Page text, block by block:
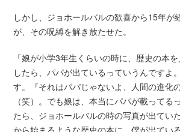
しかし、ジョホールバルの歓喜から15年が
が、その呪縛を解き放たせた。
「娘が小学3年生くらいの時に、歴史の本
したら、パパが出ているっていうんですよ
す。『それはパパじゃないよ、人間の進化
（笑）。でも娘は、本当にパパが載ってる
たら、ジョホールバルの時の写真が出てい
から始まるような歴史の本に、僕が出てい